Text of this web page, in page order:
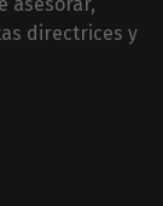
directrices y